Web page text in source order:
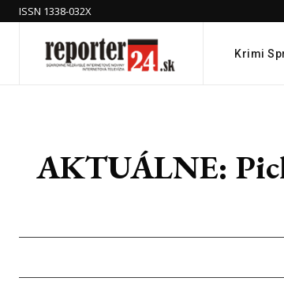
ISSN 1338-032X
Krimi
AKTUÁLNE: